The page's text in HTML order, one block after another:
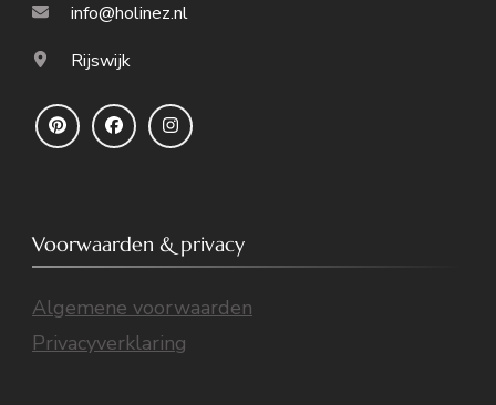
info@holinez.nl
Rijswijk
Voorwaarden & privacy
Algemene voorwaarden
Privacyverklaring